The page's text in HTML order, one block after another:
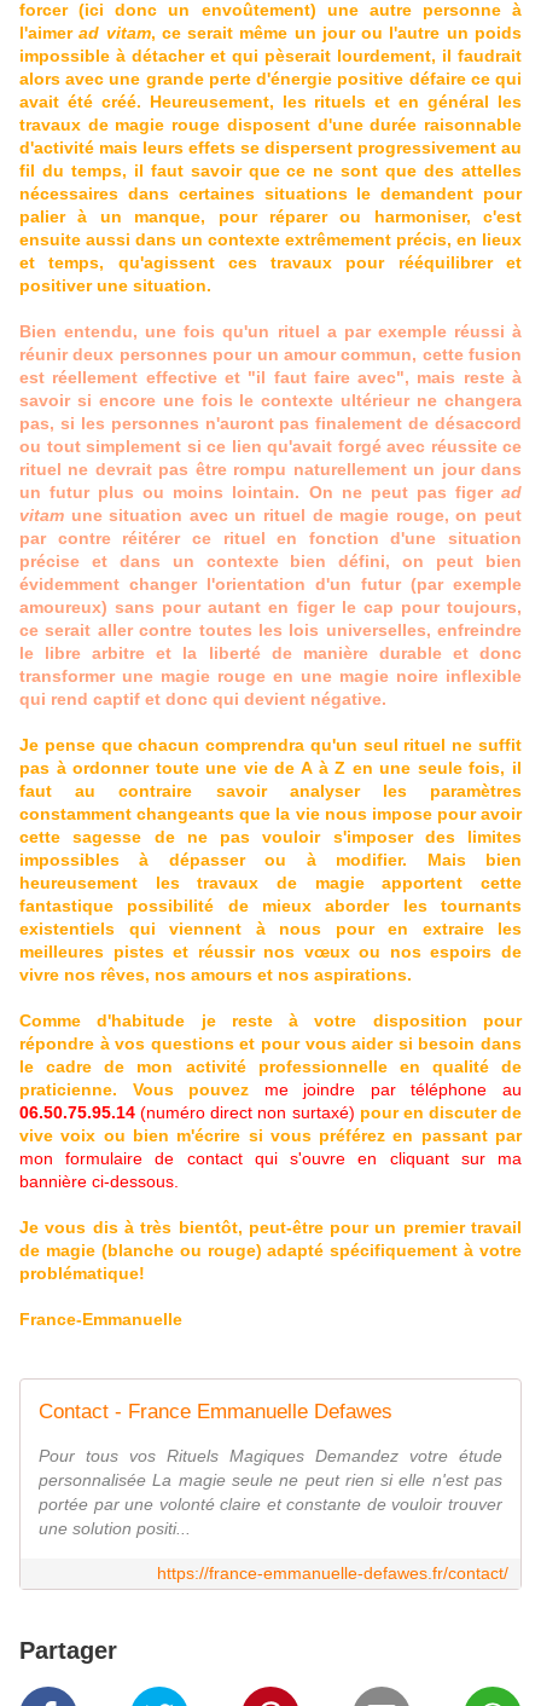
forcer (ici donc un envoûtement) une autre personne à
l'aimerad vitam, ce serait même un jour ou l'autre un poids
impossible à détacher et qui pèserait lourdement, il faudrait
alors avec une grande perte d'énergie positive défaire ce qui
avait été créé. Heureusement, les rituels et en général les
travaux de magie rouge disposent d'une durée raisonnable
d'activité mais leurs effets se dispersent progressivement au
fil du temps, il faut savoir que ce ne sont que des attelles
nécessaires dans certaines situations le demandent pour
palier à un manque, pour réparer ou harmoniser, c'est
ensuite aussi dans un contexte extrêmement précis, en lieux
et temps, qu'agissent ces travaux pour rééquilibrer et
positiver une situation.
Bien entendu, une fois qu'un rituel a par exemple réussi à
réunir deux personnes pour un amour commun, cette fusion
est réellement effective et "il faut faire avec", mais reste à
savoir si encore une fois le contexte ultérieur ne changera
pas, si les personnes n'auront pas finalement de désaccord
ou tout simplement si ce lien qu'avait forgé avec réussite ce
rituel ne devrait pas être rompu naturellement un jour dans
un futur plus ou moins lointain. On ne peut pas figer ad
vitam une situation avec un rituel de magie rouge, on peut
par contre réitérer ce rituel en fonction d'une situation
précise et dans un contexte bien défini, on peut bien
évidemment changer l'orientation d'un futur (par exemple
amoureux) sans pour autant en figer le cap pour toujours,
ce serait aller contre toutes les lois universelles, enfreindre
le libre arbitre et la liberté de manière durable et donc
transformer une magie rouge en une magie noire inflexible
qui rend captif et donc qui devient négative.
Je pense que chacun comprendra qu'un seul rituel ne suffit
pas à ordonner toute une vie de A à Z en une seule fois, il
faut au contraire savoir analyser les paramètres
constamment changeants que la vie nous impose pour avoir
cette sagesse de ne pas vouloir s'imposer des limites
impossibles à dépasser ou à modifier. Mais bien
heureusement les travaux de magie apportent cette
fantastique possibilité de mieux aborder les tournants
existentiels qui viennent à nous pour en extraire les
meilleures pistes et réussir nos vœux ou nos espoirs de
vivre nos rêves, nos amours et nos aspirations.
Comme d'habitude je reste à votre disposition pour
répondre à vos questions et pour vous aider si besoin dans
le cadre de mon activité professionnelle en qualité de
praticienne.
Vous pouvez
me joindre par téléphone au
06.50.75.95.14(numéro direct non surtaxé) pour en discuter de
vive voix ou bien m'écrire si vous préférez en passant par
mon formulaire de contact qui s'ouvre en cliquant sur ma
bannière ci-dessous.
Je vous dis à très bientôt, peut-être pour un premier travail
de magie (blanche ou rouge) adapté spécifiquement à votre
problématique!
France-Emmanuelle
Contact - France Emmanuelle Defawes
Pour tous vos Rituels Magiques Demandez votre étude
personnalisée La magie seule ne peut rien si elle n'est pas
portée par une volonté claire et constante de vouloir trouver
une solution positi...
https://france-emmanuelle-defawes.fr/contact/
Partager